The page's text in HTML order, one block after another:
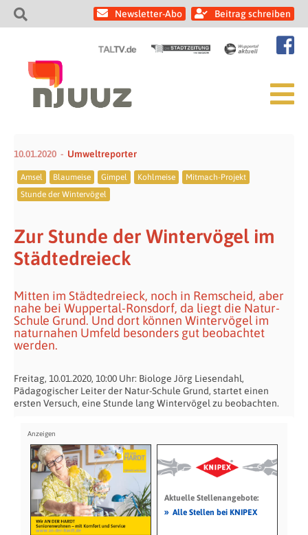
Newsletter-Abo Beitrag schreiben
10.01.2020 Umweltreporter
Amsel Blaumeise Gimpel Kohlmeise
Mitmach-Projekt
Stunde der Wintervögel
Zur Stunde der Wintervögel im
Städtedreieck
Mitten im Städtedreieck, noch in Remscheid, aber
nahe bei Wuppertal-Ronsdorf, da liegt die Natur-
Schule Grund. Und dort können Wintervögel im
naturnahen Umfeld besonders gut beobachtet
werden.
Freitag, 10.01.2020, 10:00 Uhr: Biologe Jörg Liesendahl,
Pädagogischer Leiter der Natur-Schule Grund, startet einen
ersten Versuch, eine Stunde lang Wintervögel zu beobachten.
Aktuelle Stellenangebote:
» Alle Stellen bei KNIPEX